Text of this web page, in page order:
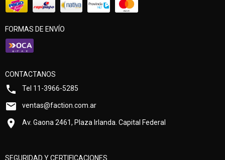
FORMAS DE ENVÍO
CONTACTANOS
Tel 11-3966-5285
ventas@faction.com.ar
Av. Gaona 2461, Plaza Irlanda. Capital Federal
SEGURIDAD Y CERTIFICACIONES